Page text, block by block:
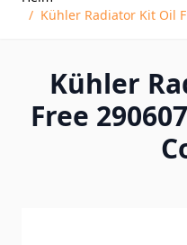
/ Kühler Radiator Kit Oil
Kühler
Free